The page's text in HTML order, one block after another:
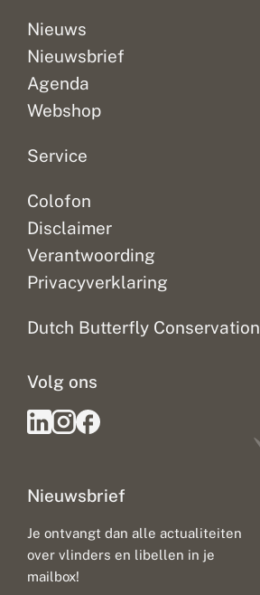
Nieuws
Nieuwsbrief
Agenda
Webshop
Service
Colofon
Disclaimer
Verantwoording
Privacyverklaring
Dutch Butterfly Conservation
Nieuwsbrief
Je ontvangt dan alle actualiteiten
over vlinders en libellen in je
mailbox!
Volg ons